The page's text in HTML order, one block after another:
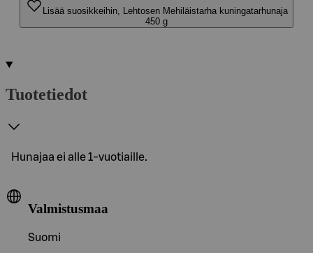
Lisää suosikkeihin, Lehtosen Mehiläistarha kuningatarhunaja
450 g
Tuotetiedot
Hunajaa ei alle 1-vuotiaille.
Valmistusmaa
Suomi